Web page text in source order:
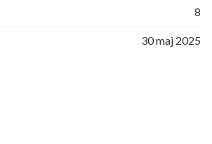
8
30 maj 2025